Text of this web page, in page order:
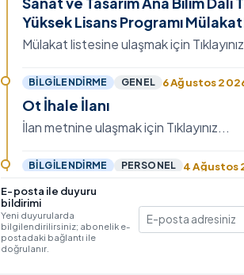
Yüksek Lisans Programı
Mülakat listesine ulaşmak için
BILGILENDIRME GENEL 6 Ağustos
Ot İhale İlanı
İlan metnine ulaşmak için Tıklayınız...
BILGILENDIRME PERSONEL 4 Ağustos
Memurların Karşılıklı Olarak
Atanmaları Hakkında
Hizmet Kollarına Yönelik Mali ve
İlişkin 2026 ve 2027 Yıllarını Kapsayan
E-posta ile duyuru
bildirimi
Yeni duyurularda
bilgilendirilirsiniz; abonelik e-
postadaki bağlantı ile
doğrulanır.
E-posta